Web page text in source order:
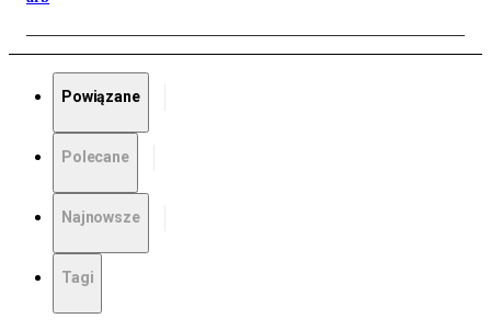
Powiązane
Polecane
Najnowsze
Tagi